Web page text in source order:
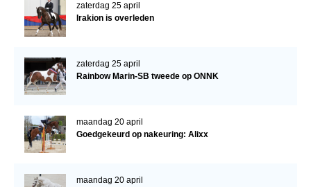
Regio Midden
Regio West
Bestuur Regio Zuid
Word vrijiwilliger
KALENDER
zaterdag 25 april
Irakion is overleden
zaterdag 25 april
Rainbow Marin-SB tweede op ONNK
maandag 20 april
Goedgekeurd op nakeuring: Alixx
maandag 20 april